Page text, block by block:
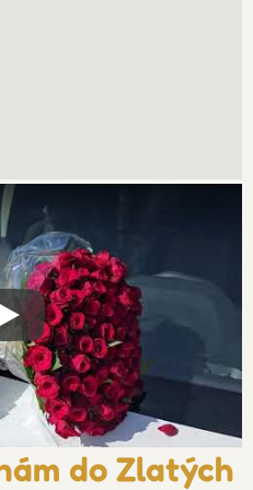
Xxx
do Zlatých